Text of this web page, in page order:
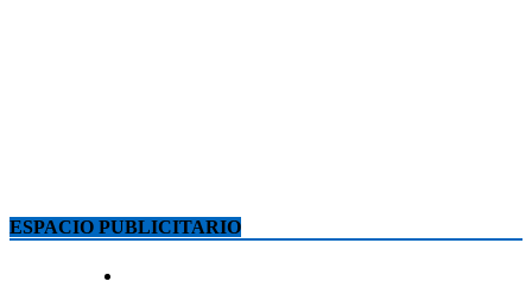
ESPACIO PUBLICITARIO